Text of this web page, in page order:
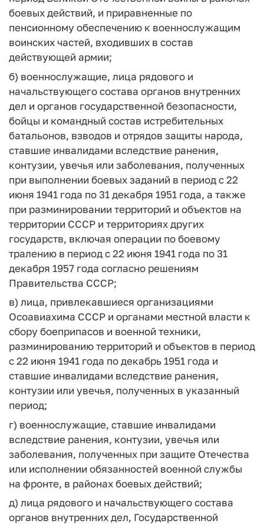
боевых действий, и приравненные по
пенсионному обеспечению к военнослужащим
воинских частей, входивших в состав
действующей армии;
б) военнослужащие, лица рядового и
начальствующего состава органов внутренних
дел и органов государственной безопасности,
бойцы и командный состав истребительных
батальонов, взводов и отрядов защиты народа,
ставшие инвалидами вследствие ранения,
контузии, увечья или заболевания, полученных
при выполнении боевых заданий в период с 22
июня 1941 года по 31 декабря 1951 года, а также
при разминировании территорий и объектов на
территории СССР и территориях других
государств, включая операции по боевому
тралению в период с 22 июня 1941 года по 31
декабря 1957 года согласно решениям
Правительства СССР;
в) лица, привлекавшиеся организациями
Осоавиахима СССР и органами местной власти к
сбору боеприпасов и военной техники,
разминированию территорий и объектов в период
с 22 июня 1941 года по декабрь 1951 года и
ставшие инвалидами вследствие ранения,
контузии или увечья, полученных в указанный
период;
г) военнослужащие, ставшие инвалидами
вследствие ранения, контузии, увечья или
заболевания, полученных при защите Отечества
или исполнении обязанностей военной службы
на фронте, в районах боевых действий;
д) лица рядового и начальствующего состава
органов внутренних дел, Государственной